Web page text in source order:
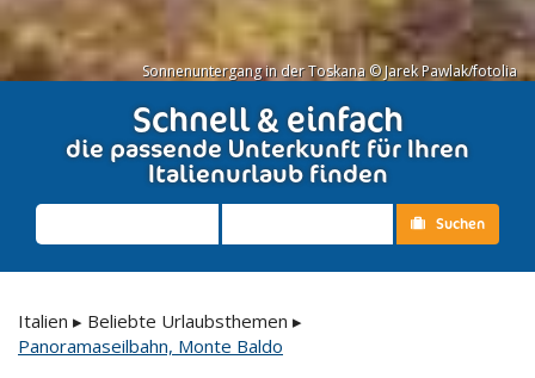
Sonnenuntergang in der Toskana © Jarek Pawlak/fotolia
Schnell & einfach
die passende Unterkunft für Ihren
Italienurlaub finden
Suchen
Italien ▸ Beliebte Urlaubsthemen ▸
Panoramaseilbahn, Monte Baldo